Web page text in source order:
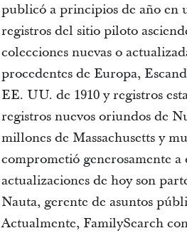
publicó a principios de año en
registros del sitio piloto
colecciones nuevas o
procedentes de Europa,
EE. UU. de 1910 y registros
registros nuevos oriundos de
millones de Massachusetts y
comprometió generosamente
actualizaciones de hoy son
Nauta, gerente de asuntos
Actualmente, FamilySearch